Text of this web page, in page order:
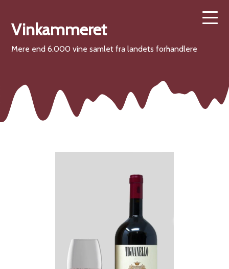
Vinkammeret
Mere end 6.000 vine samlet fra landets forhandlere